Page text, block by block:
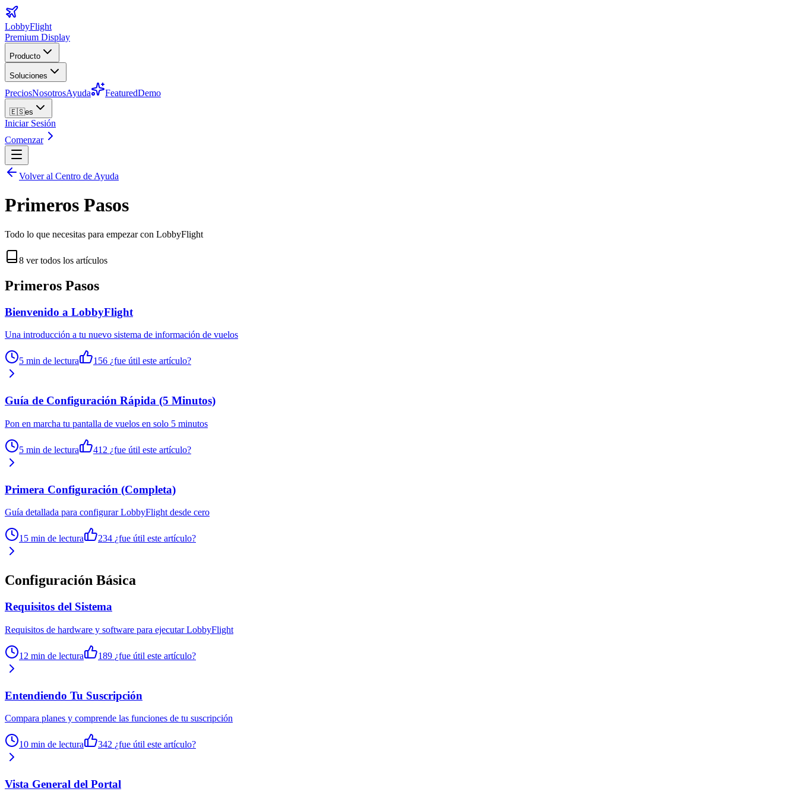
LobbyFlight
Premium Display
Producto
Soluciones
PreciosNosotrosAyuda FeaturedDemo
🇪🇸es
Iniciar Sesión
Comenzar
Volver al Centro de Ayuda
Primeros Pasos
Todo lo que necesitas para empezar con LobbyFlight
8 ver todos los artículos
Primeros Pasos
Bienvenido a LobbyFlight
Una introducción a tu nuevo sistema de información de vuelos
5 min de lectura 156 ¿fue útil este artículo?
Guía de Configuración Rápida (5 Minutos)
Pon en marcha tu pantalla de vuelos en solo 5 minutos
5 min de lectura 412 ¿fue útil este artículo?
Primera Configuración (Completa)
Guía detallada para configurar LobbyFlight desde cero
15 min de lectura 234 ¿fue útil este artículo?
Configuración Básica
Requisitos del Sistema
Requisitos de hardware y software para ejecutar LobbyFlight
12 min de lectura 189 ¿fue útil este artículo?
Entendiendo Tu Suscripción
Compara planes y comprende las funciones de tu suscripción
10 min de lectura 342 ¿fue útil este artículo?
Vista General del Portal